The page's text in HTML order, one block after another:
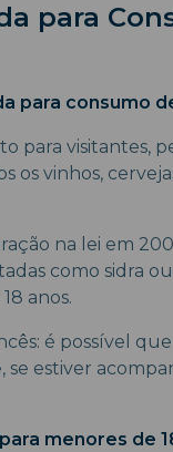
para
para consumo
para visitantes,
os vinhos,
na lei em
como sidra
anos.
é possível
estiver
menores de